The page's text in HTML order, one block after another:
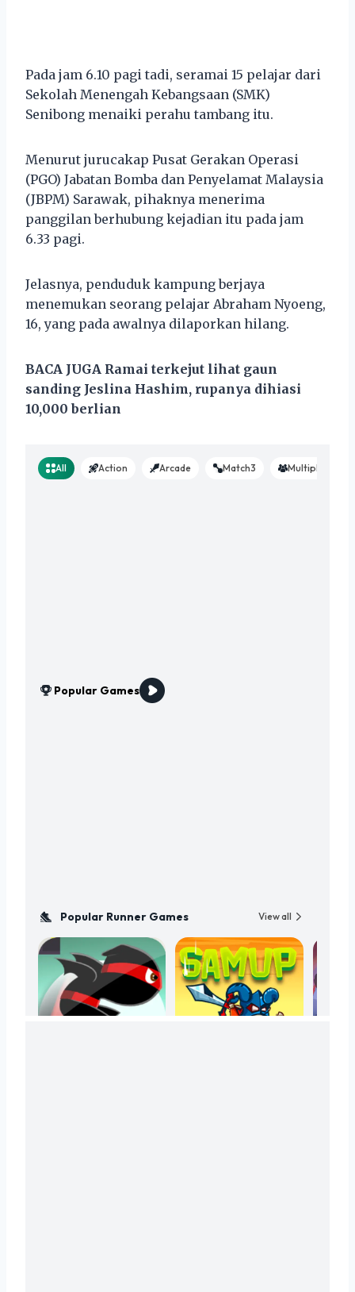
Pada jam 6.10 pagi tadi, seramai 15 pelajar dari
Sekolah Menengah Kebangsaan (SMK)
Senibong menaiki perahu tambang itu.
Menurut jurucakap Pusat Gerakan Operasi
(PGO) Jabatan Bomba dan Penyelamat Malaysia
(JBPM) Sarawak, pihaknya menerima
panggilan berhubung kejadian itu pada jam
6.33 pagi.
Jelasnya, penduduk kampung berjaya
menemukan seorang pelajar Abraham Nyoeng,
16, yang pada awalnya dilaporkan hilang.
BACA JUGA Ramai terkejut lihat gaun
sanding Jeslina Hashim, rupanya dihiasi
10,000 berlian